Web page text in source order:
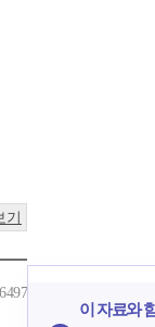
이 자료와